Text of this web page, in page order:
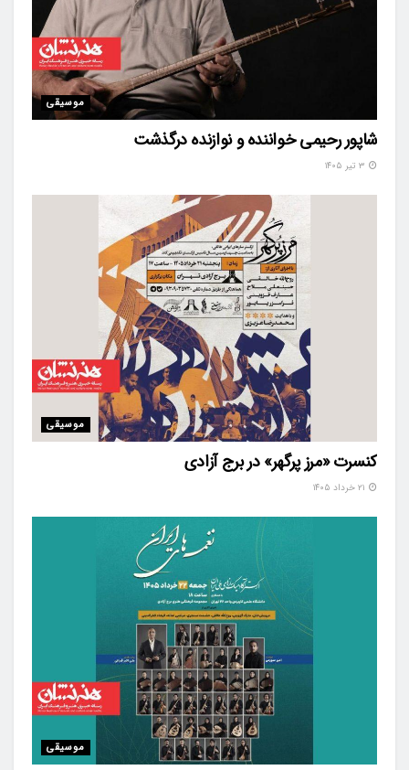
موسیقی
شاپور رحیمی خواننده و نوازنده درگذشت
موسیقی
کنسرت «مرز پرگهر» در برج آزادی
موسیقی